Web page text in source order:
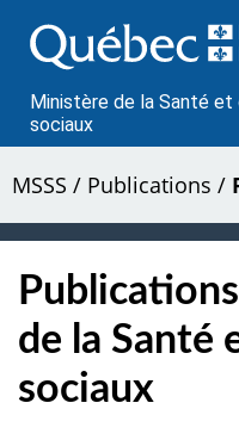
au
contenu
Ministère de la Santé et
sociaux
MSSS / Publications /
de la Santé
sociaux